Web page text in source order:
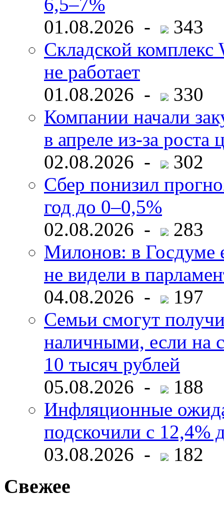
01.08.2026 -
343
Складской комплекс
не работает
01.08.2026 -
330
Компании начали
в апреле из-за роста
02.08.2026 -
302
Сбер понизил
год до 0–0,5%
02.08.2026 -
283
Милонов: в Госдуме
не видели в
04.08.2026 -
197
Семьи смогут
наличными, если на
10 тысяч рублей
05.08.2026 -
188
Инфляционные
подскочили с 12,4%
03.08.2026 -
182
Свежее